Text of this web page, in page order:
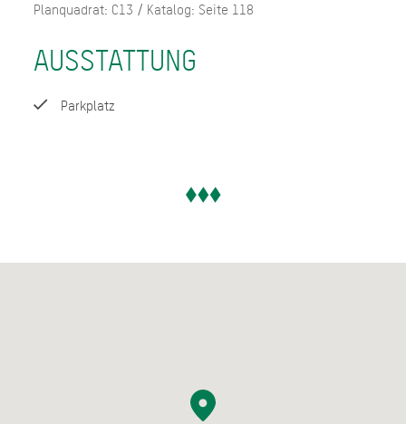
Planquadrat: C13 / Katalog: Seite 118
AUSSTATTUNG
Parkplatz